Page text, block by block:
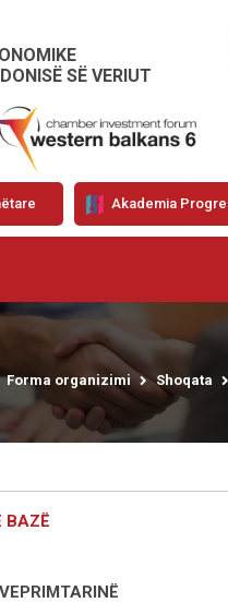
SË VERIUT
Akademia
Forma organizimi Shoqata
BAZË